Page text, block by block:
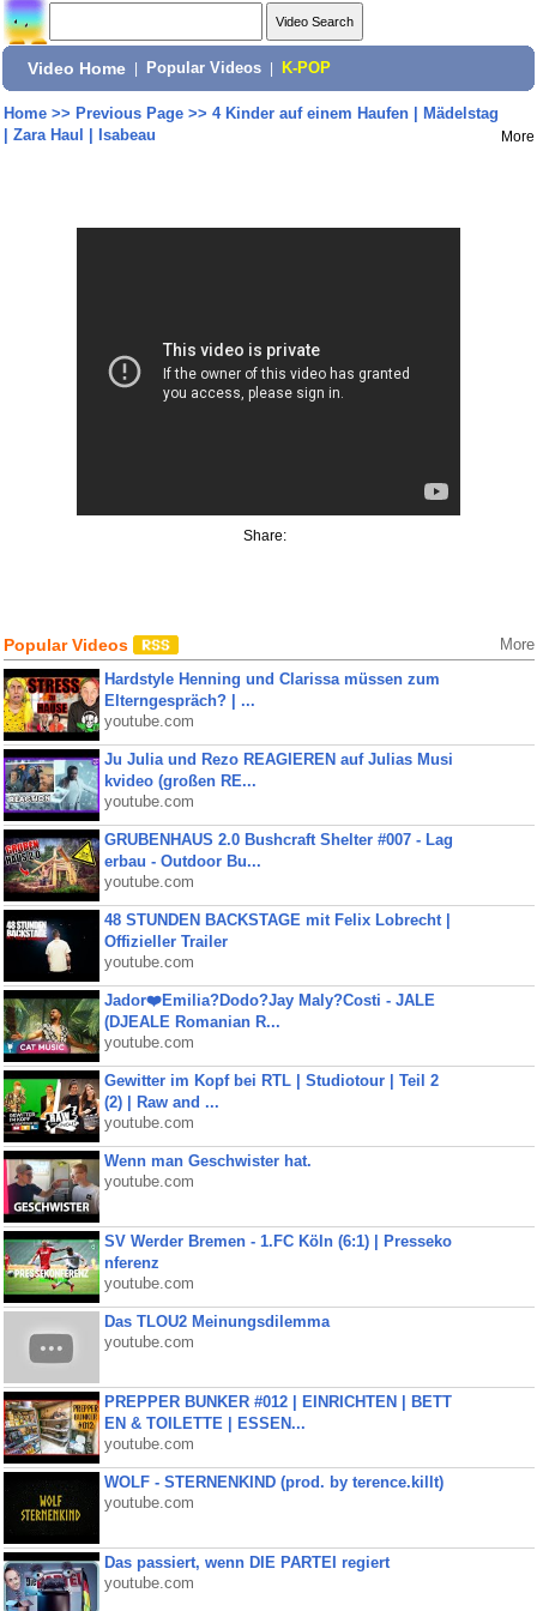
Video Home Popular Videos K-POP
Home>> Previous Page>> 4 Kinder auf einem Haufen | Mädelstag
| Zara Haul | Isabeau
More
Share:
Popular Videos More
Hardstyle Henning und Clarissa müssen zum
Elterngespräch? | ...
youtube.com
Ju Julia und Rezo REAGIEREN auf Julias Musi
kvideo (großen RE...
youtube.com
GRUBENHAUS 2.0 Bushcraft Shelter #007 - Lag
erbau - Outdoor Bu...
youtube.com
48 STUNDEN BACKSTAGE mit Felix Lobrecht |
Offizieller Trailer
youtube.com
Jador❤️Emilia?Dodo?Jay Maly?Costi - JALE
(DJEALE Romanian R...
youtube.com
Gewitter im Kopf bei RTL | Studiotour | Teil 2
(2) | Raw and ...
youtube.com
Wenn man Geschwister hat.
youtube.com
SV Werder Bremen - 1.FC Köln (6:1) | Presseko
nferenz
youtube.com
Das TLOU2 Meinungsdilemma
youtube.com
PREPPER BUNKER #012 | EINRICHTEN | BETT
EN & TOILETTE | ESSEN...
youtube.com
WOLF - STERNENKIND (prod. by terence.killt)
youtube.com
Das passiert, wenn DIE PARTEI regiert
youtube.com